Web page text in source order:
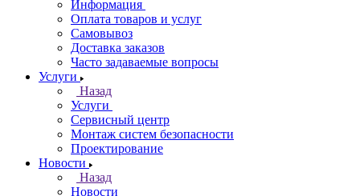
Информация
Оплата товаров и услуг
Самовывоз
Доставка заказов
Часто задаваемые вопросы
Услуги
Назад
Услуги
Сервисный центр
Монтаж систем безопасности
Проектирование
Новости
Назад
Новости